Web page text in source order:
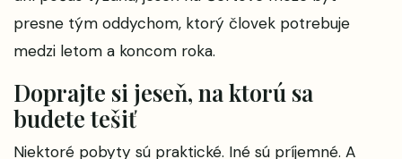
presne tým oddychom, ktorý človek potrebuje
medzi letom a koncom roka.
Doprajte si jeseň, na ktorú sa
budete tešiť
Niektoré pobyty sú praktické. Iné sú príjemné. A